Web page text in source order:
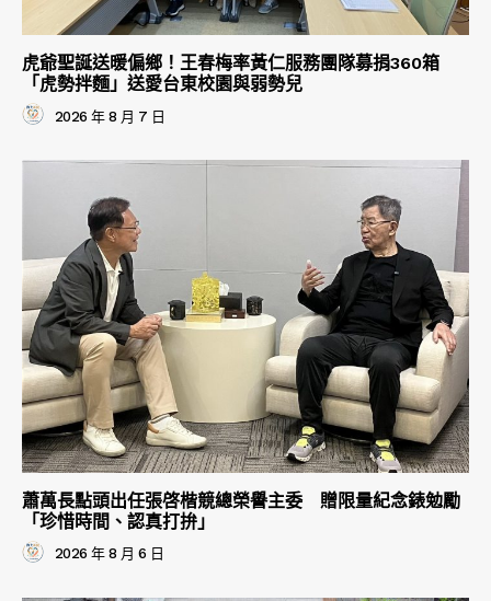
虎爺聖誕送暖偏鄉！王春梅率黃仁服務團隊募捐360箱
「虎勢拌麵」送愛台東校園與弱勢兒
2026 年 8 月 7 日
蕭萬長點頭出任張啓楷競總榮譽主委 贈限量紀念錶勉勵
「珍惜時間、認真打拚」
2026 年 8 月 6 日